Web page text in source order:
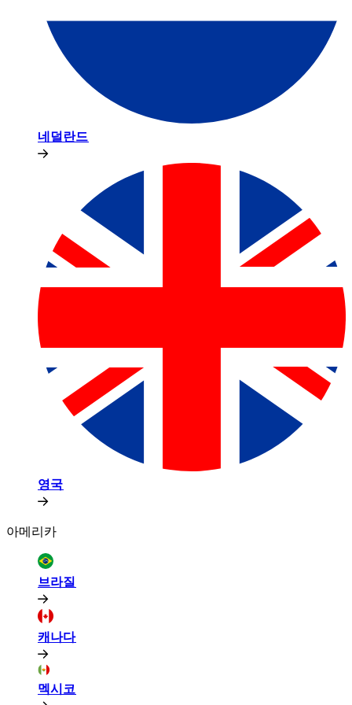
네덜란드​​
영국​​
아메리카​​
브라질​​
캐나다​​
멕시코​​